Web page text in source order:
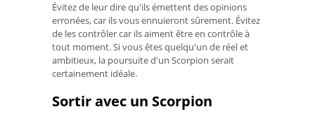
Évitez de leur dire qu'ils émettent des opinions
erronées, car ils vous ennuieront sûrement. Évitez
de les contrôler car ils aiment être en contrôle à
tout moment. Si vous êtes quelqu'un de réel et
ambitieux, la poursuite d'un Scorpion serait
certainement idéale.
Sortir avec un Scorpion